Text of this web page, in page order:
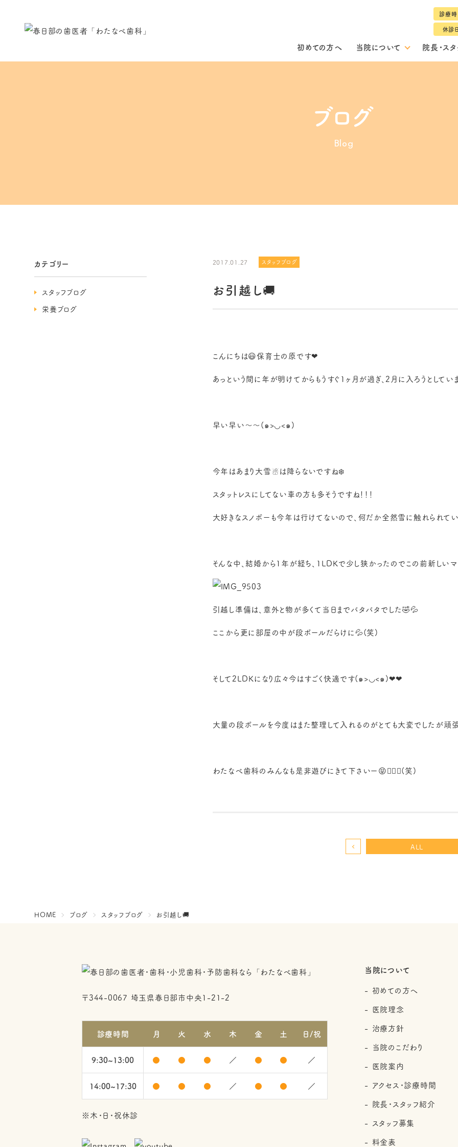
診療
休診
初めての方へ 当院について 院長・ス
ブログ
Blog
カテゴリー
スタッフブログ
栄養ブログ
2017.01.27 スタッフブログ
お引越し🚚
こんにちは😃保育士の原です❤
あっという間に年が明けてからもうすぐ1ヶ月が過ぎ、2月に入ろうとしてい
早い早い〜〜(๑>◡<๑)
今年はあまり大雪☃️は降らないですね❄️
スタットレスにしてない車の方も多そうですね！！！
大好きなスノボーも今年は行けてないので、何だか全然雪に触れられて
そんな中、結婚から1年が経ち、1LDKで少し狭かったのでこの前新しい
引越し準備は、意外と物が多くて当日までバタバタでした🤣💦
ここから更に部屋の中が段ボールだらけに💦(笑)
そして2LDKになり広々今はすごく快適です(๑>◡<๑)❤❤
大量の段ボールを今度はまた整理して入れるのがとても大変でしたが頑張
わたなべ歯科のみんなも是非遊びにきて下さいー😝👍🏻💕(笑)
ALL
HOME ブログ スタッフブログ お引越し🚚
〒344-0067 埼玉県春日部市中央1-21-2
診療時間 月 火 水 木 金 土 日/祝
9:30~13:00 ● ● ● ／ ● ● ／
14:00~17:30 ● ● ● ／ ● ● ／
※木・日・祝休診
当院について
初めての方へ
医院理念
治療方針
当院のこだわり
医院案内
アクセス・診療時間
院長・スタッフ紹介
スタッフ募集
料金表